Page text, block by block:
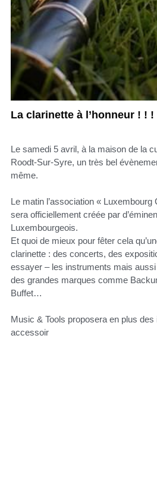
La clarinette à l’honneur ! ! !
Le samedi 5 avril, à la maison de la
Roodt-Sur-Syre, un très bel
même.
Le matin l’association « Luxembourg
sera officiellement créée par
Luxembourgeois.
Et quoi de mieux pour fêter cela
clarinette : des concerts, des
essayer – les instruments mais
des grandes marques comme
Buffet…
Music & Tools proposera en plus
accessoir